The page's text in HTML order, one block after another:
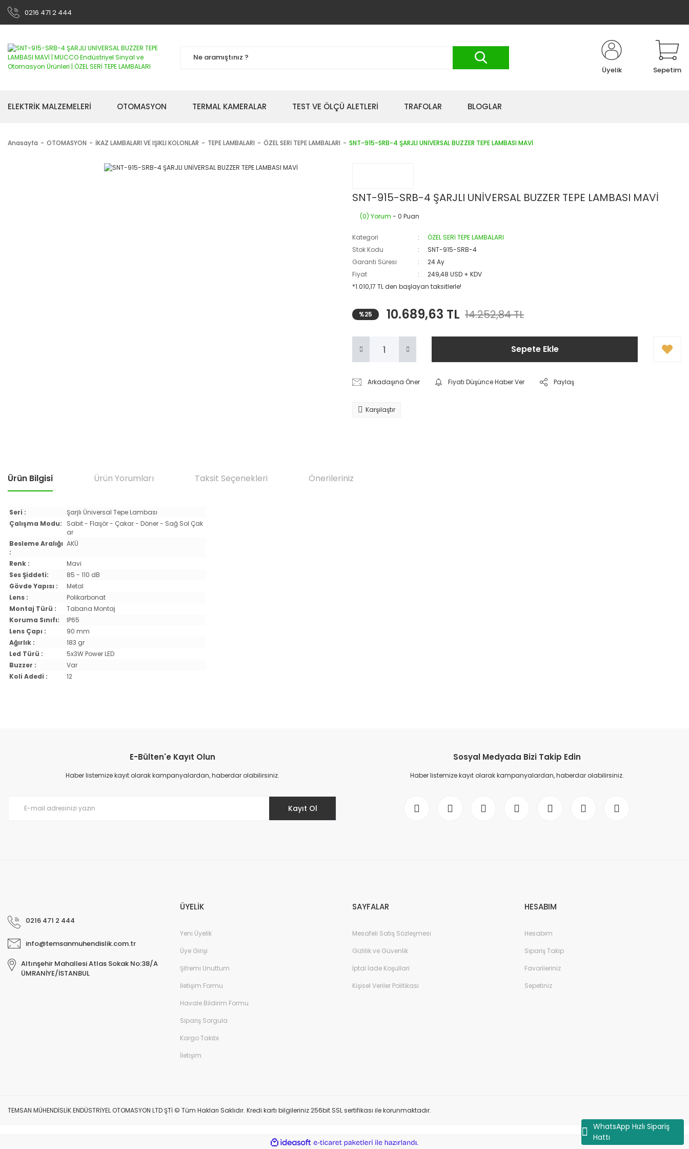
WhatsApp Hızlı Sipariş
Hattı
0216 471 2 444
Üyelik Sepetim
ELEKTRİK MALZEMELERİ OTOMASYON TERMAL KAMERALAR TEST VE ÖLÇÜ ALETLERİ TRAFOLAR BLOGLAR
Anasayfa OTOMASYON İKAZ LAMBALARI VE IŞIKLI KOLONLAR TEPE LAMBALARI ÖZEL SERİ TEPE LAMBALARI SNT-915-SRB-4 ŞARJLI UNİVERSAL BUZZER TEPE LAMBASI MAVİ
SNT-915-SRB-4 ŞARJLI UNİVERSAL BUZZER TEPE LAMBASI MAVİ
(0) Yorum - 0 Puan
Kategori
ÖZEL SERİ TEPE LAMBALARI
Stok Kodu
SNT-915-SRB-4
Garanti Süresi
24 Ay
Fiyat
249,48 USD + KDV
*1.010,17 TL den başlayan taksitlerle!
%25 10.689,63 TL 14.252,84 TL
Sepete Ekle
Arkadaşına Öner Fiyatı Düşünce Haber Ver Paylaş
Karşılaştır
Ürün Bilgisi Ürün Yorumları Taksit Seçenekleri Önerileriniz
Seri :
Şarjlı Üniversal Tepe Lambası
Çalışma Modu:
Sabit - Flaşör - Çakar - Döner - Sağ Sol Çak
ar
Besleme Aralığı
:
AKÜ
Renk :
Mavi
Ses Şiddeti:
85 - 110 dB
Gövde Yapısı :
Metal
Lens :
Polikarbonat
Montaj Türü :
Tabana Montaj
Koruma Sınıfı:
IP65
Lens Çapı :
90 mm
Ağırlık :
183 gr
Led Türü :
5x3W Power LED
Buzzer :
Var
Koli Adedi :
12
Ürün resmi kalitesiz, bozuk veya görüntülenemiyor.
Ürün açıklamasında eksik bilgiler bulunuyor.
E-Bülten'e Kayıt Olun
Haber listemize kayıt olarak kampanyalardan, haberdar olabilirsiniz.
Kayıt Ol
Sosyal Medyada Bizi Takip Edin
Haber listemize kayıt olarak kampanyalardan, haberdar olabilirsiniz.
0216 471 2 444
info@temsanmuhendislik.com.tr
Altınşehir Mahallesi Atlas Sokak No:38/A
ÜMRANİYE/İSTANBUL
ÜYELİK
Yeni Üyelik
Üye Girişi
Şifremi Unuttum
İletişim Formu
Havale Bildirim Formu
Sipariş Sorgula
Kargo Takibi
İletişim
SAYFALAR
Mesafeli Satış Sözleşmesi
Gizlilik ve Güvenlik
İptal İade Koşullari
Kişisel Veriler Politikası
HESABIM
Hesabım
Sipariş Takip
Favorileriniz
Sepetiniz
TEMSAN MÜHENDİSLİK ENDÜSTRİYEL OTOMASYON LTD ŞTİ © Tüm Hakları Saklıdır. Kredi kartı bilgileriniz 256bit SSL sertifikası ile korunmaktadır.
ideasoft
e-